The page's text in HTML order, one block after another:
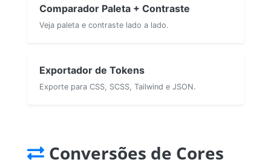
Comparador Paleta + Contraste
Veja paleta e contraste lado a lado.
Exportador de Tokens
Exporte para CSS, SCSS, Tailwind e JSON.
Conversões de Cores